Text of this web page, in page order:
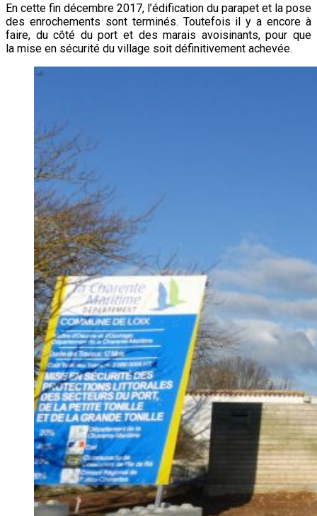
En cette fin décembre 2017, l’édification du parapet et la pose
des enrochements sont terminés. Toutefois il y a encore à
faire, du côté du port et des marais avoisinants, pour que
la mise en sécurité du village soit définitivement achevée.